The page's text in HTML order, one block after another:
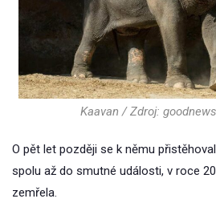
Kaavan / Zdroj:
O pět let později se k němu
spolu až do smutné události, v roce
zemřela.